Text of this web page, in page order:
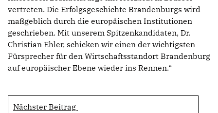
vertreten. Die Erfolgsgeschichte Brandenburgs wird
maßgeblich durch die europäischen Institutionen
geschrieben. Mit unserem Spitzenkandidaten, Dr.
Christian Ehler, schicken wir einen der wichtigsten
Fürsprecher für den Wirtschaftsstandort Brandenburg
auf europäischer Ebene wieder ins Rennen.“
Nächster Beitrag